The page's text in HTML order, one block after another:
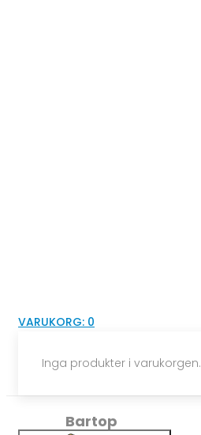
VARUKORG: 0
Inga produkter i varukorgen.
Bartop